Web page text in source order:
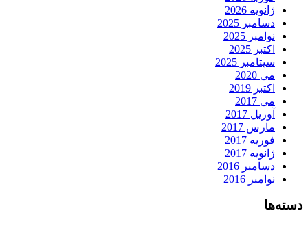
ژانویه 2026
دسامبر 2025
نوامبر 2025
اکتبر 2025
سپتامبر 2025
می 2020
اکتبر 2019
می 2017
آوریل 2017
مارس 2017
فوریه 2017
ژانویه 2017
دسامبر 2016
نوامبر 2016
دسته‌ها